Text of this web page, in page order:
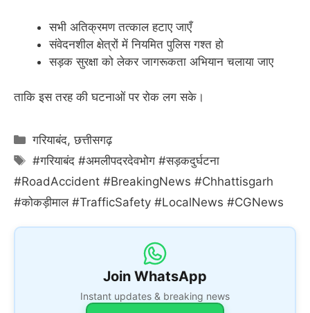
सभी अतिक्रमण तत्काल हटाए जाएँ
संवेदनशील क्षेत्रों में नियमित पुलिस गश्त हो
सड़क सुरक्षा को लेकर जागरूकता अभियान चलाया जाए
ताकि इस तरह की घटनाओं पर रोक लग सके।
Categories
गरियाबंद,छत्तीसगढ़
Tags
#गरियाबंद #अमलीपदरदेवभोग #सड़कदुर्घटना
#RoadAccident #BreakingNews #Chhattisgarh
#कोकड़ीमाल #TrafficSafety #LocalNews #CGNews
Join WhatsApp
Instant updates & breaking news